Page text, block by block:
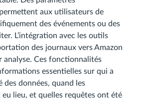
aux utilisateurs de
des événements ou des
L’intégration avec les outils
des journaux vers Amazon
analyse. Ces fonctionnalités
essentielles sur qui a
des données, quand les
lieu, et quelles requêtes ont été